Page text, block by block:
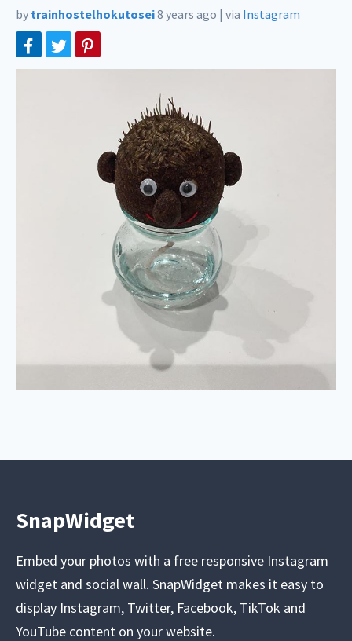
by trainhostelhokutosei8 years ago | via Instagram
SnapWidget
Embed your photos with a free responsive Instagram
widget and social wall. SnapWidget makes it easy to
display Instagram, Twitter, Facebook, TikTok and
YouTube content on your website.